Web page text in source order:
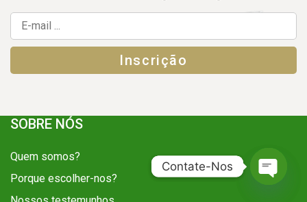
SOBRE NÓS
Quem somos?
Porque escolher-nos?
Contate-Nos
Contate-Nos